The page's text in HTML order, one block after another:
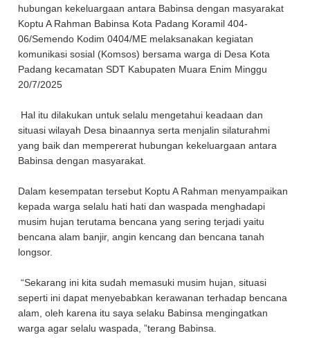
hubungan kekeluargaan antara Babinsa dengan masyarakat
Koptu A Rahman Babinsa Kota Padang Koramil 404-
06/Semendo Kodim 0404/ME melaksanakan kegiatan
komunikasi sosial (Komsos) bersama warga di Desa Kota
Padang kecamatan SDT Kabupaten Muara Enim Minggu
20/7/2025
Hal itu dilakukan untuk selalu mengetahui keadaan dan
situasi wilayah Desa binaannya serta menjalin silaturahmi
yang baik dan mempererat hubungan kekeluargaan antara
Babinsa dengan masyarakat.
Dalam kesempatan tersebut Koptu A Rahman menyampaikan
kepada warga selalu hati hati dan waspada menghadapi
musim hujan terutama bencana yang sering terjadi yaitu
bencana alam banjir, angin kencang dan bencana tanah
longsor.
“Sekarang ini kita sudah memasuki musim hujan, situasi
seperti ini dapat menyebabkan kerawanan terhadap bencana
alam, oleh karena itu saya selaku Babinsa mengingatkan
warga agar selalu waspada, ”terang Babinsa.